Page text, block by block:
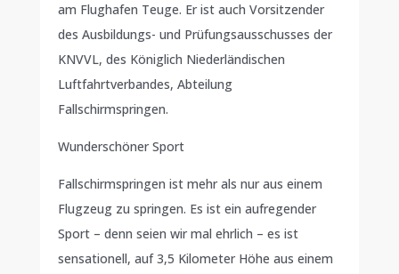
am Flughafen Teuge. Er ist auch Vorsitzender
des Ausbildungs- und Prüfungsausschusses der
KNVVL, des Königlich Niederländischen
Luftfahrtverbandes, Abteilung
Fallschirmspringen.
Wunderschöner Sport
Fallschirmspringen ist mehr als nur aus einem
Flugzeug zu springen. Es ist ein aufregender
Sport – denn seien wir mal ehrlich – es ist
sensationell, auf 3,5 Kilometer Höhe aus einem